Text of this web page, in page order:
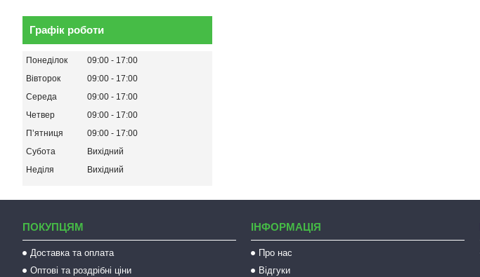
Графік роботи
Понеділок 09:00
17:00
Вівторок
09:00
17:00
Середа
09:00
17:00
Четвер
09:00
17:00
Пʼятниця
09:00
17:00
Субота
Вихідний
Неділя
Вихідний
ПОКУПЦЯМ
Доставка та оплата
Оптові та роздрібні ціни
ІНФОРМАЦІЯ
Про нас
Відгуки